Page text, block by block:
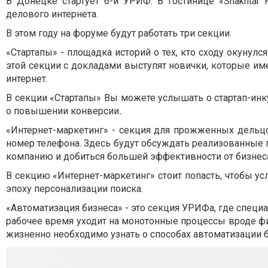
делового интернета.
В этом году на форуме будут работать три секции.
«Стартапы» - площадка историй о тех, кто сходу
этой секции с докладами выступят новички, которые
интернет.
В секции «Стартапы» Вы можете услышать о стартап-
о повышении конверсии.
«Интернет-маркетинг» - секция для прожженных
номер телефона. Здесь будут обсуждать
компанию и добиться большей эффективности от
В секцию «Интернет-маркетинг» стоит попасть, чтобы
эпоху персонализации поиска.
«Автоматизация бизнеса» - это секция УРИФа, где
рабочее время уходит на монотонные процессы вроде
жизненно необходимо узнать о способах